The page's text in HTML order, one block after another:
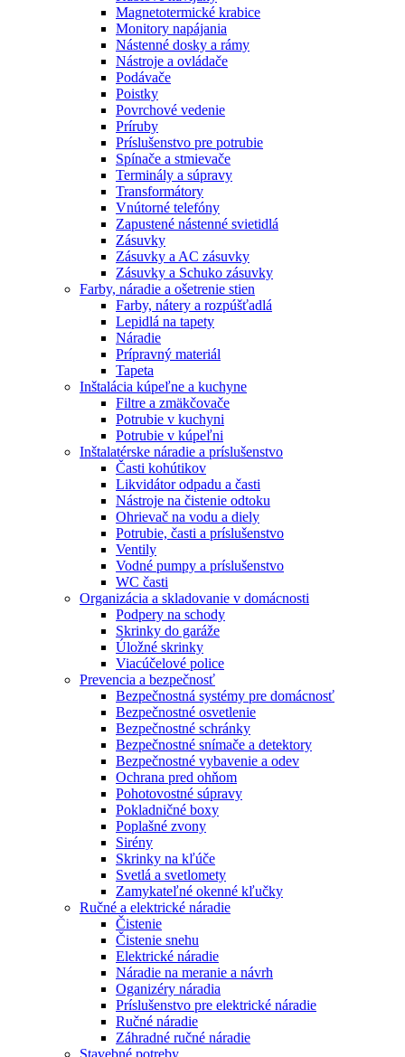
Magnetotermické krabice
Monitory napájania
Nástenné dosky a rámy
Nástroje a ovládače
Podávače
Poistky
Povrchové vedenie
Príruby
Príslušenstvo pre potrubie
Spínače a stmievače
Terminály a súpravy
Transformátory
Vnútorné telefóny
Zapustené nástenné svietidlá
Zásuvky
Zásuvky a AC zásuvky
Zásuvky a Schuko zásuvky
Farby, náradie a ošetrenie stien
Farby, nátery a rozpúšťadlá
Lepidlá na tapety
Náradie
Prípravný materiál
Tapeta
Inštalácia kúpeľne a kuchyne
Filtre a zmäkčovače
Potrubie v kuchyni
Potrubie v kúpeľni
Inštalatérske náradie a príslušenstvo
Časti kohútikov
Likvidátor odpadu a časti
Nástroje na čistenie odtoku
Ohrievač na vodu a diely
Potrubie, časti a príslušenstvo
Ventily
Vodné pumpy a príslušenstvo
WC časti
Organizácia a skladovanie v domácnosti
Podpery na schody
Skrinky do garáže
Úložné skrinky
Viacúčelové police
Prevencia a bezpečnosť
Bezpečnostná systémy pre domácnosť
Bezpečnostné osvetlenie
Bezpečnostné schránky
Bezpečnostné snímače a detektory
Bezpečnostné vybavenie a odev
Ochrana pred ohňom
Pohotovostné súpravy
Pokladničné boxy
Poplašné zvony
Sirény
Skrinky na kľúče
Svetlá a svetlomety
Zamykateľné okenné kľučky
Ručné a elektrické náradie
Čistenie
Čistenie snehu
Elektrické náradie
Náradie na meranie a návrh
Oganizéry náradia
Príslušenstvo pre elektrické náradie
Ručné náradie
Záhradné ručné náradie
Stavebné potreby